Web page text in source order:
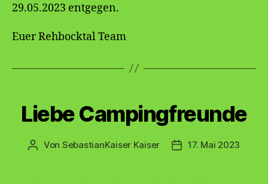
29.05.2023 entgegen.
Euer Rehbocktal Team
Liebe Campingfreunde
Beitragsautor
Von SebastianKaiser Kaiser 17. Mai 2023